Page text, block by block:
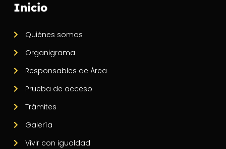
Inicio
Quiénes somos
Organigrama
Responsables de Área
Prueba de acceso
Trámites
Galería
Vivir con igualdad